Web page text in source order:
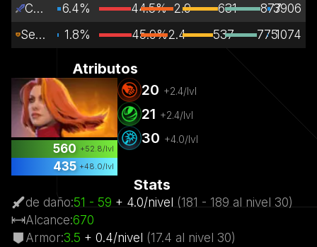
Carry
6.4% 44.5% 2.9 631 8773906
Senda lateral
1.8% 45.9%2.4 537 7751074
Atributos
560 +52.8/lvl
435 +48.0/lvl
20 +2.4/lvl
21 +2.4/lvl
30 +4.0/lvl
Stats
de daño:51 - 59 + 4.0/nivel (181 - 189 al nivel 30)
Alcance:670
Armor:3.5 + 0.4/nivel (17.4 al nivel 30)